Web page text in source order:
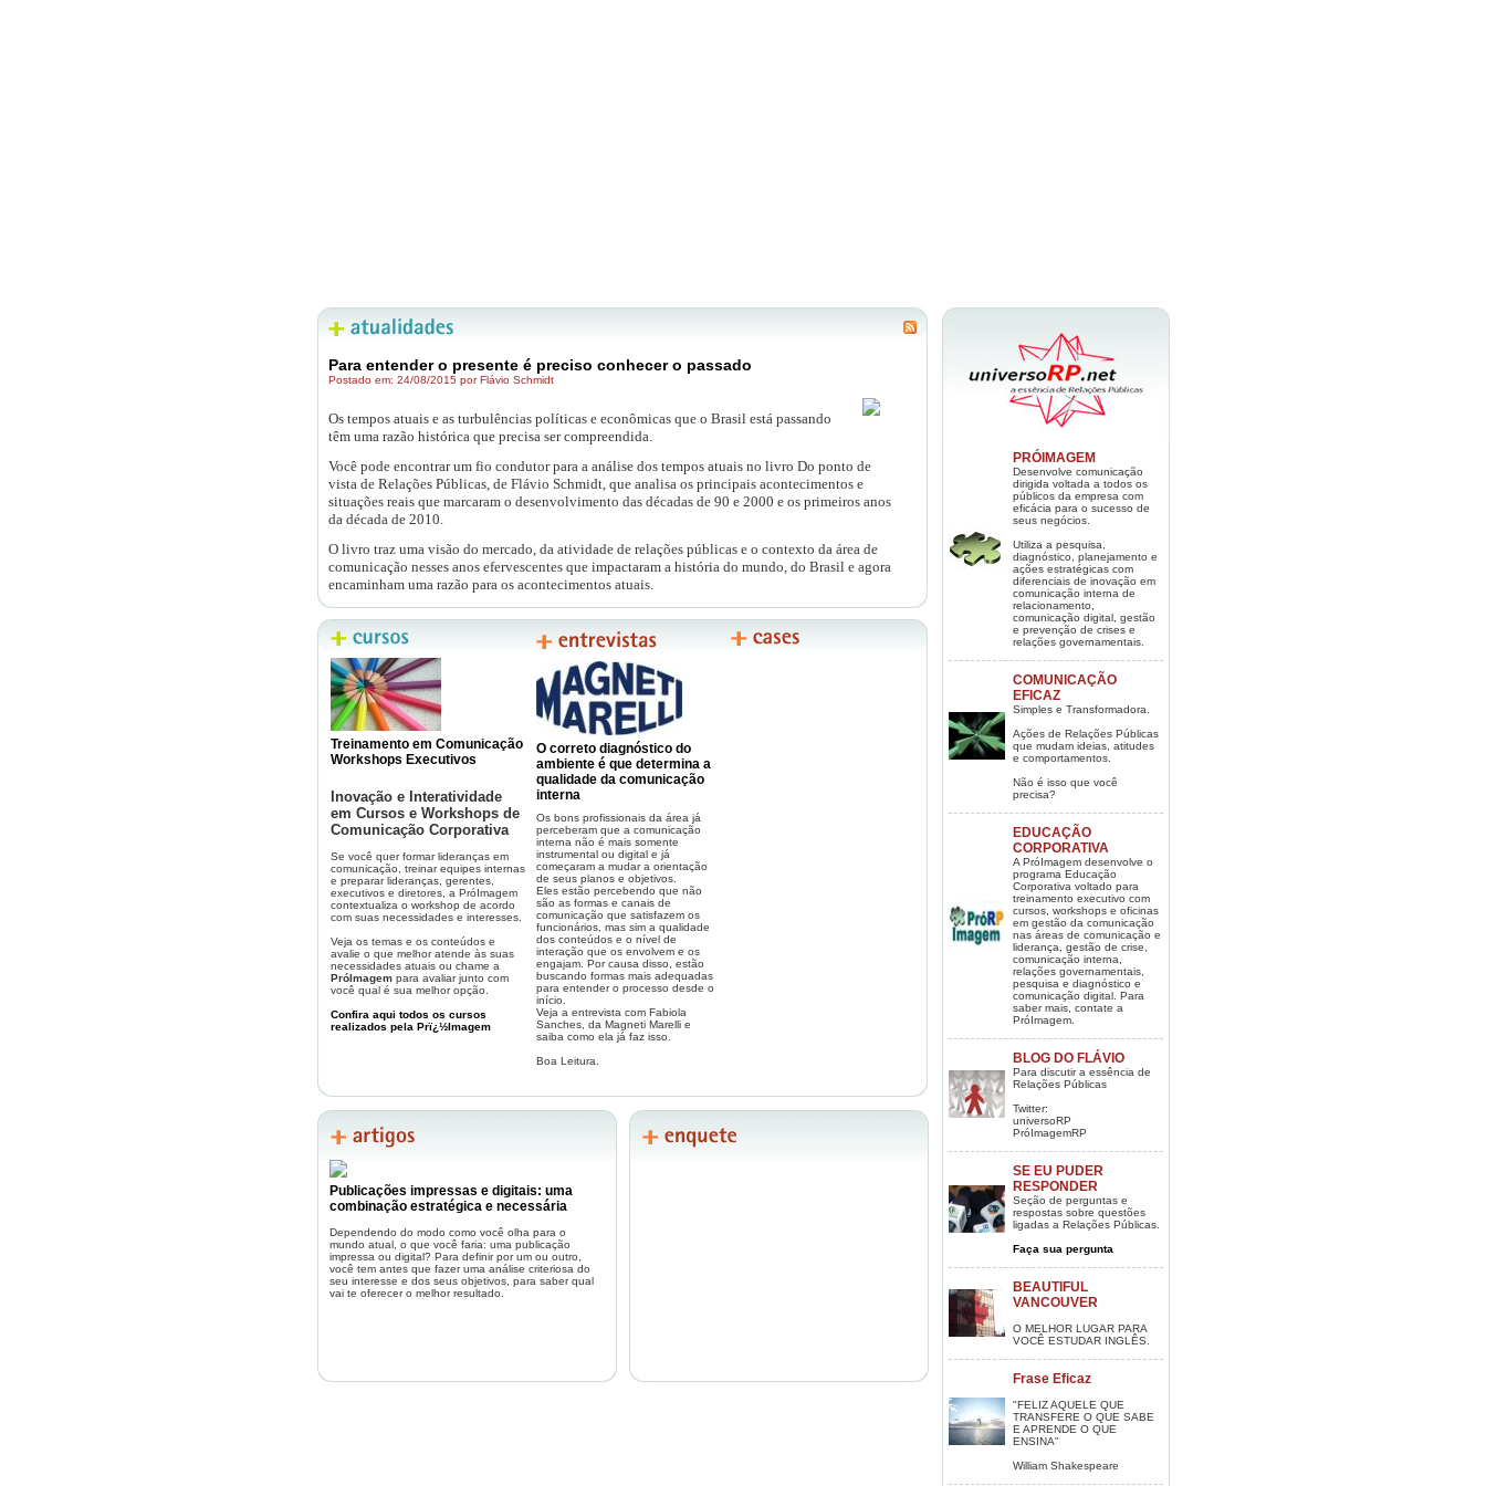
Para entender o presente é preciso conhecer o passado
Postado em: 24/08/2015 por Flávio Schmidt
Os tempos atuais e as turbulências políticas e econômicas que o Brasil está passando
têm uma razão histórica que precisa ser compreendida.
Você pode encontrar um fio condutor para a análise dos tempos atuais no livro Do ponto de
vista de Relações Públicas, de Flávio Schmidt, que analisa os principais acontecimentos e
situações reais que marcaram o desenvolvimento das décadas de 90 e 2000 e os primeiros anos
da década de 2010.
O livro traz uma visão do mercado, da atividade de relações públicas e o contexto da área de
comunicação nesses anos efervescentes que impactaram a história do mundo, do Brasil e agora
encaminham uma razão para os acontecimentos atuais.
fundo e uma referência para quem quer entender os acontecimentos atuais. Vale a pena uma
leitura a revisão dos acontecimentos.
Agora surgiu uma nova oportunidade para você adquirir o livro. A Sicurezza Editora criou
uma ação promocional para que você possa ter em mãos essa edição histórica.
Você pode adquirir o livro por um preço especial diretamente no site da editora
www.sicurezzaeditora.com.brou por encomenda numa Livraria Cultura.
Para compras acima de dois livros tem descontos especiais.
Ficha Técnica
Nome:Do Ponto de vista de Relações Públicas
Razões muito mais fortes para você atuar no
Autor: Flávio Schmidt
Editora: Sicurezza Editora
Sugestão de preço e descontos:
Valor do Livro:
R$45,00
Na compra do 2 livros, desconto de
Na compra de 3 livros, desconto de30%
Não perca essa oportunidade. Acesse o site da editora e faça sua aquisição.
exemplares impressos.
Treinamento em Comunicação
Workshops Executivos
Inovação e Interatividade
em Cursos e Workshops de
Comunicação Corporativa
Se você quer formar lideranças em
comunicação, treinar equipes internas
e preparar lideranças, gerentes,
executivos e diretores, a PróImagem
contextualiza o workshop de acordo
com suas necessidades e interesses.
Veja os temas e os conteúdos e
avalie o que melhor atende às suas
necessidades atuais ou chame a
PróImagempara avaliar junto com
você qual é sua melhor opção.
Confira aqui todos os cursos
realizados pela Prï¿½Imagem
O correto diagnóstico do
ambiente é que determina a
qualidade da comunicação
interna
Os bons profissionais da área já
perceberam que a comunicação
interna não é mais somente
instrumental ou digital e já
começaram a mudar a orientação
de seus planos e objetivos.
Eles estão percebendo que não
são as formas e canais de
comunicação que satisfazem os
funcionários, mas sim a qualidade
dos conteúdos e o nível de
interação que os envolvem e os
engajam. Por causa disso, estão
buscando formas mais adequadas
para entender o processo desde o
início.
Veja a entrevista com Fabiola
Sanches, da Magneti Marelli e
saiba como ela já faz isso.
Boa Leitura.
Publicações impressas e digitais: uma
combinação estratégica e necessária
Dependendo do modo como você olha para o
mundo atual, o que você faria: uma publicação
impressa ou digital? Para definir por um ou outro,
você tem antes que fazer uma análise criteriosa do
seu interesse e dos seus objetivos, para saber qual
vai te oferecer o melhor resultado.
PRÓIMAGEM
Desenvolve comunicação
dirigida voltada a todos os
públicos da empresa com
eficácia para o sucesso de
seus negócios.
Utiliza a pesquisa,
diagnóstico, planejamento e
ações estratégicas com
diferenciais de inovação em
comunicação interna de
relacionamento,
comunicação digital, gestão
e prevenção de crises e
relações governamentais.
COMUNICAÇÃO
EFICAZ
Simples e Transformadora.
Ações de Relações Públicas
que mudam ideias, atitudes
e comportamentos.
Não é isso que você
precisa?
EDUCAÇÃO
CORPORATIVA
A PróImagem desenvolve o
programa Educação
Corporativa voltado para
treinamento executivo com
cursos, workshops e oficinas
em gestão da comunicação
nas áreas de comunicação e
liderança, gestão de crise,
comunicação interna,
relações governamentais,
pesquisa e diagnóstico e
comunicação digital. Para
saber mais, contate a
PróImagem.
BLOG DO FLÁVIO
Para discutir a essência de
Relações Públicas
Twitter:
universoRP
PróImagemRP
SE EU PUDER
RESPONDER
Seção de perguntas e
respostas sobre questões
ligadas a Relações Públicas.
Faça sua pergunta
BEAUTIFUL
VANCOUVER
O MELHOR LUGAR PARA
VOCÊ ESTUDAR INGLÊS.
Frase Eficaz
"FELIZ AQUELE QUE
TRANSFERE O QUE SABE
E APRENDE O QUE
ENSINA"
William Shakespeare